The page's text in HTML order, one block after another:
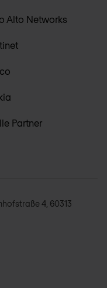
Alto Networks
Partner
4, 60313